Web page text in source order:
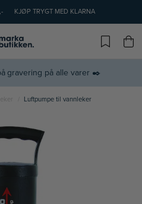
KJØP TRYGT MED KLARNA
gravering på alle varer ✒️
Luftpumpe til vannleker